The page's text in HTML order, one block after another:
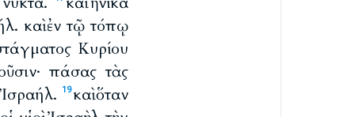
καὶ ἐν τῷ τόπῳ
Κυρίου
πάσας τὰς
Ἰσραήλ.
19καὶ ὅταν